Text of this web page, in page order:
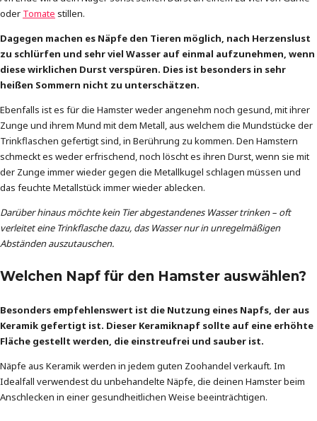
oder Tomate stillen.
Dagegen machen es Näpfe den Tieren möglich, nach Herzenslust
zu schlürfen und sehr viel Wasser auf einmal aufzunehmen, wenn
diese wirklichen Durst verspüren. Dies ist besonders in sehr
heißen Sommern nicht zu unterschätzen.
Ebenfalls ist es für die Hamster weder angenehm noch gesund, mit ihrer
Zunge und ihrem Mund mit dem Metall, aus welchem die Mundstücke der
Trinkflaschen gefertigt sind, in Berührung zu kommen. Den Hamstern
schmeckt es weder erfrischend, noch löscht es ihren Durst, wenn sie mit
der Zunge immer wieder gegen die Metallkugel schlagen müssen und
das feuchte Metallstück immer wieder ablecken.
Darüber hinaus möchte kein Tier abgestandenes Wasser trinken – oft
verleitet eine Trinkflasche dazu, das Wasser nur in unregelmäßigen
Abständen auszutauschen.
Welchen Napf für den Hamster auswählen?
Besonders empfehlenswert ist die Nutzung eines Napfs, der aus
Keramik gefertigt ist. Dieser Keramiknapf sollte auf eine erhöhte
Fläche gestellt werden, die einstreufrei und sauber ist.
Näpfe aus Keramik werden in jedem guten Zoohandel verkauft. Im
Idealfall verwendest du unbehandelte Näpfe, die deinen Hamster beim
Anschlecken in einer gesundheitlichen Weise beeinträchtigen.